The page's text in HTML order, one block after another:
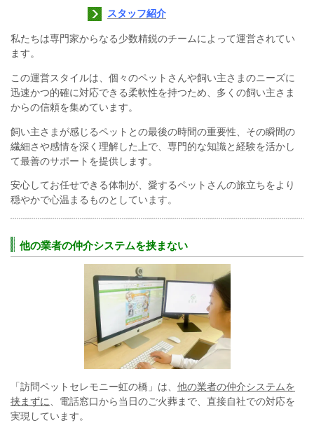
スタッフ紹介
私たちは専門家からなる少数精鋭のチームによって運営されてい
ます。
この運営スタイルは、個々のペットさんや飼い主さまのニーズに
迅速かつ的確に対応できる柔軟性を持つため、多くの飼い主さま
からの信頼を集めています。
飼い主さまが感じるペットとの最後の時間の重要性、その瞬間の
繊細さや感情を深く理解した上で、専門的な知識と経験を活かし
て最善のサポートを提供します。
安心してお任せできる体制が、愛するペットさんの旅立ちをより
穏やかで心温まるものとしています。
他の業者の仲介システムを挟まない
「訪問ペットセレモニー虹の橋」は、 他の業者の仲介システムを
挟まずに
、電話窓口から当日のご火葬まで、直接自社での対応を
実現しています。